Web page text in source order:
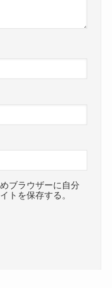
ブラウザーに自分
トを保存する。